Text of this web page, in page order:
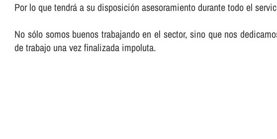
Por lo que tendrá a su disposición asesoramiento durante todo el
No sólo somos buenos trabajando en el sector, sino que nos
de trabajo una vez finalizada impoluta.